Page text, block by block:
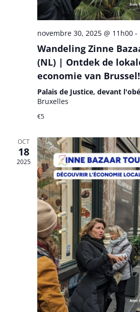
novembre 30, 2025 @ 11h00-
Wandeling Zinne
(NL) | Ontdek de
economie van Brussel!
Palais de Justice, devant
Bruxelles
€5
OCT
18
2025